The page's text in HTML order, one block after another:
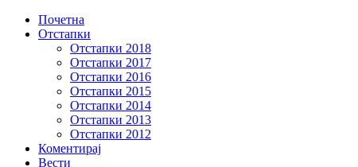
Почетна
Отстапки
Отстапки 2018
Отстапки 2017
Отстапки 2016
Отстапки 2015
Отстапки 2014
Отстапки 2013
Отстапки 2012
Коментирај
Вести